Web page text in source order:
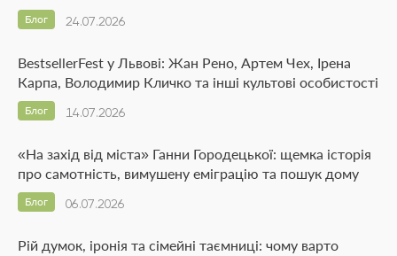
24.07.2026
Блог
BestsellerFest у Львові: Жан Рено, Артем Чех, Ірена
Карпа, Володимир Кличко та інші культові особистості
14.07.2026
Блог
«На захід від міста» Ганни Городецької: щемка історія
про самотність, вимушену еміграцію та пошук дому
06.07.2026
Блог
Рій думок, іронія та сімейні таємниці: чому варто